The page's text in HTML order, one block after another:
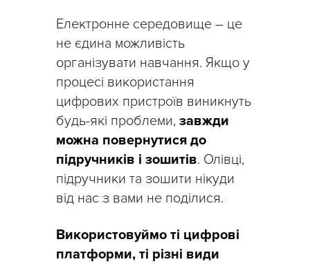
Електронне середовище – це
не єдина можливість
організувати навчання. Якщо у
процесі використання
цифрових пристроїв виникнуть
будь-які проблеми, завжди
можна повернутися до
підручників і зошитів. Олівці,
підручники та зошити нікуди
від нас з вами не поділися.
Використовуймо ті цифрові
платформи, ті різні види